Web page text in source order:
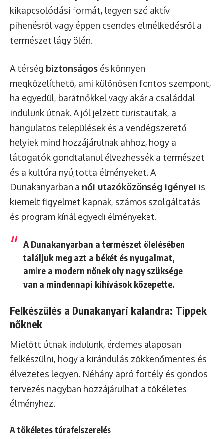
kikapcsolódási formát, legyen szó aktív
pihenésről vagy éppen csendes elmélkedésről a
természet lágy ölén.
A térség biztonságos és könnyen
megközelíthető, ami különösen fontos szempont,
ha egyedül, barátnőkkel vagy akár a családdal
indulunk útnak. A jól jelzett turistautak, a
hangulatos települések és a vendégszerető
helyiek mind hozzájárulnak ahhoz, hogy a
látogatók gondtalanul élvezhessék a természet
és a kultúra nyújtotta élményeket. A
Dunakanyarban a női utazóközönség igényei is
kiemelt figyelmet kapnak, számos szolgáltatás
és program kínál egyedi élményeket.
A Dunakanyarban a természet ölelésében
találjuk meg azt a békét és nyugalmat,
amire a modern nőnek oly nagy szüksége
van a mindennapi kihívások közepette.
Felkészülés a Dunakanyari kalandra: Tippek
nőknek
Mielőtt útnak indulunk, érdemes alaposan
felkészülni, hogy a kirándulás zökkenőmentes és
élvezetes legyen. Néhány apró fortély és gondos
tervezés nagyban hozzájárulhat a tökéletes
élményhez.
A tökéletes túrafelszerelés